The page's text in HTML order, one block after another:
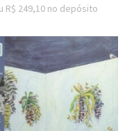
R$ 249,10 no depósito